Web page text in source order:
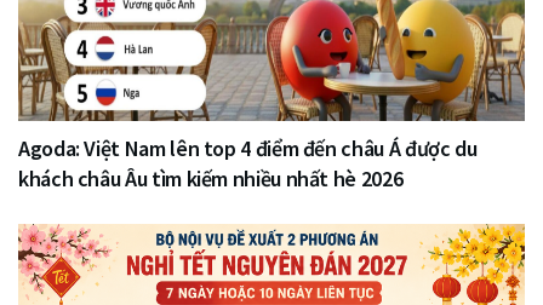
Agoda: Việt Nam lên top 4 điểm đến châu Á được du
khách châu Âu tìm kiếm nhiều nhất hè 2026